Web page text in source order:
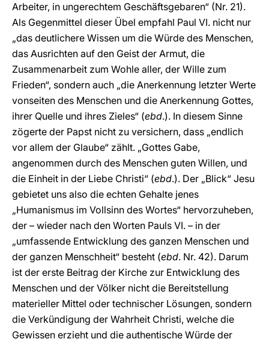
Arbeiter, in ungerechtem Geschäftsgebaren“ (Nr. 21).
Als Gegenmittel dieser Übel empfahl Paul VI. nicht nur
„das deutlichere Wissen um die Würde des Menschen,
das Ausrichten auf den Geist der Armut, die
Zusammenarbeit zum Wohle aller, der Wille zum
Frieden“, sondern auch „die Anerkennung letzter Werte
vonseiten des Menschen und die Anerkennung Gottes,
ihrer Quelle und ihres Zieles“ (ebd.). In diesem Sinne
zögerte der Papst nicht zu versichern, dass „endlich
vor allem der Glaube“ zählt. „Gottes Gabe,
angenommen durch des Menschen guten Willen, und
die Einheit in der Liebe Christi“ (ebd.). Der „Blick“ Jesu
gebietet uns also die echten Gehalte jenes
„Humanismus im Vollsinn des Wortes“ hervorzuheben,
der – wieder nach den Worten Pauls VI. – in der
„umfassende Entwicklung des ganzen Menschen und
der ganzen Menschheit“ besteht (ebd. Nr. 42). Darum
ist der erste Beitrag der Kirche zur Entwicklung des
Menschen und der Völker nicht die Bereitstellung
materieller Mittel oder technischer Lösungen, sondern
die Verkündigung der Wahrheit Christi, welche die
Gewissen erzieht und die authentische Würde der